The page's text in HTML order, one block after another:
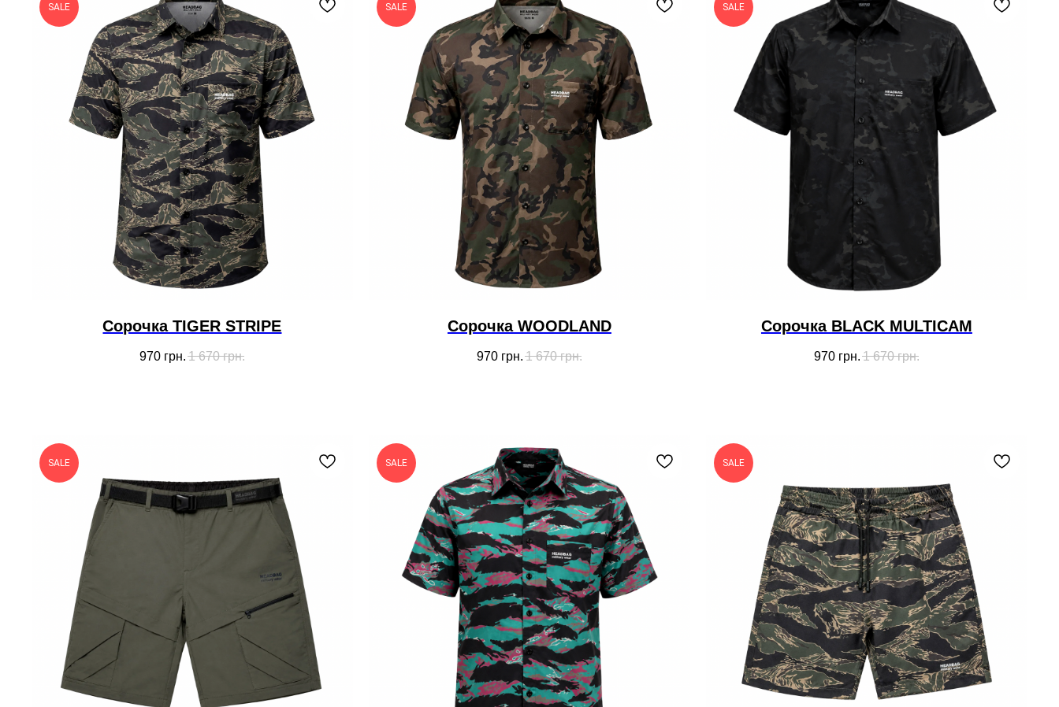
SALE
Cорочка TIGER STRIPE
970 грн. 1 670 грн.
SALE
Cорочка WOODLAND
970 грн. 1 670 грн.
SALE
Сорочка BLACK MULTICAM
970 грн. 1 670 грн.
SALE SALE SALE